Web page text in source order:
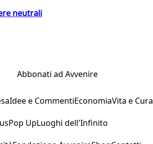
neutrali
Abbonati ad Avvenire
Idee e CommentiEconomiaVita e Cura
Pop UpLuoghi dell'Infinito